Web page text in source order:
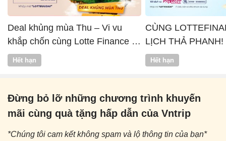
Deal khủng mùa Thu – Vi vu
khắp chốn cùng Lotte Finance x
Vntrip
Hết hạn
CÙNG
LỊCH THẢ PHANH!
Hết hạn
Đừng bỏ lỡ những chương trình khuyến
mãi cùng quà tặng hấp dẫn của Vntrip
*Chúng tôi cam kết không spam và lộ thông tin của bạn*